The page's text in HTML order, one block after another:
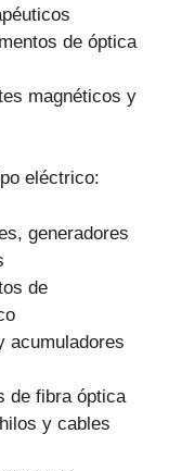
de óptica
magnéticos y
eléctrico:
generadores
de
acumuladores
de fibra óptica
y cables